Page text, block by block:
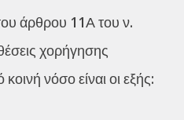
άρθρου 11Α του ν.
χορήγησης
νόσο είναι οι εξής: